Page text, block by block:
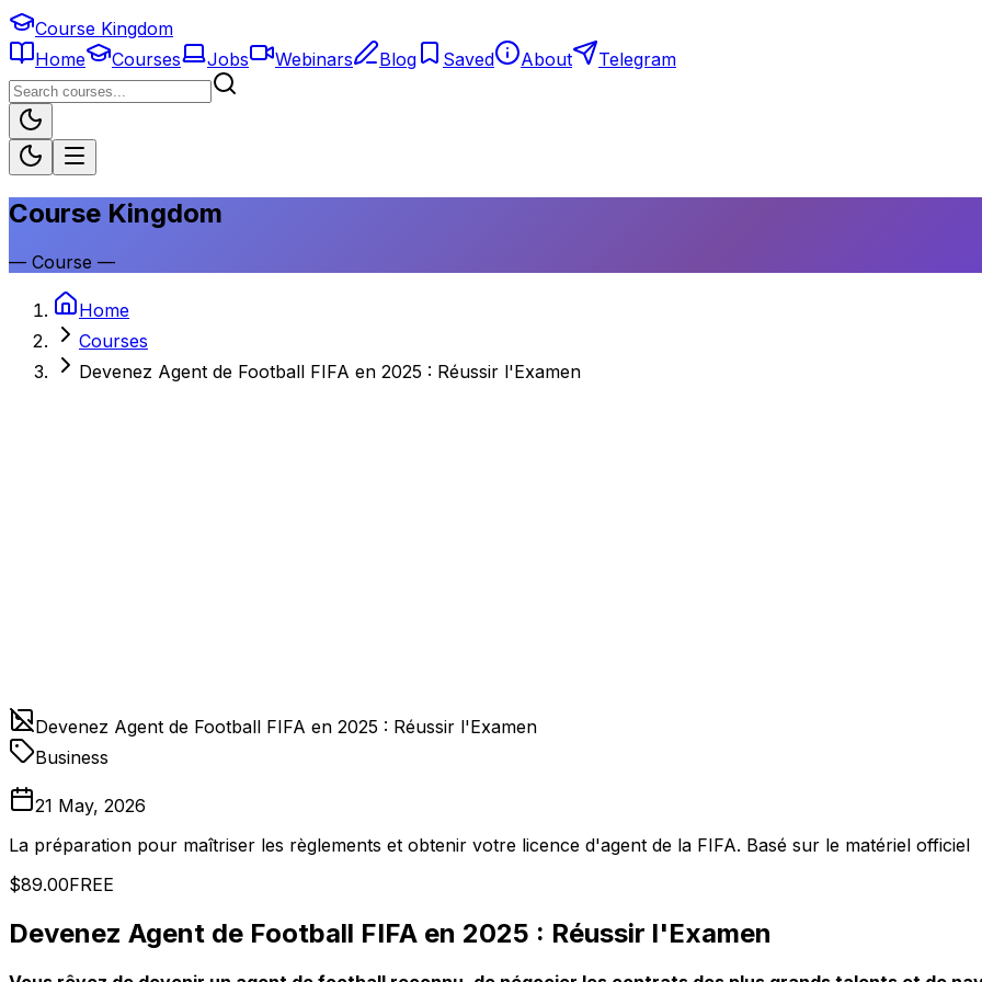
Course Kingdom
Home
Courses Jobs Webinars Blog Saved About Telegram
Course Kingdom
— Course —
Home
Courses
Devenez Agent de Football FIFA en 2025 : Réussir l'Examen
Devenez Agent de Football FIFA en 2025 : Réussir l'Examen
Business
21 May, 2026
La préparation pour maîtriser les règlements et obtenir votre licence d'agent de la FIFA. Basé sur le matériel officiel
$89.00FREE
Devenez Agent de Football FIFA en 2025 : Réussir l'Examen